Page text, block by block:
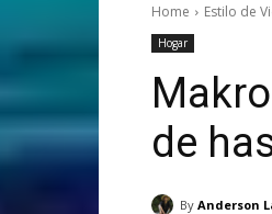
Home Estilo de
Hogar
de
By Anderson